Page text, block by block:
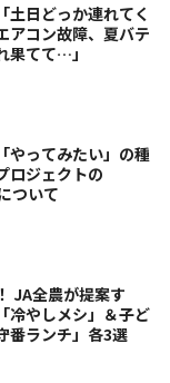
土日どっか連れてく
アコン故障、夏バテ
果てて…」
やってみたい」の種
ロジェクトの
ついて
JA全農が提案す
冷やしメシ」＆子ど
番ランチ」各3選